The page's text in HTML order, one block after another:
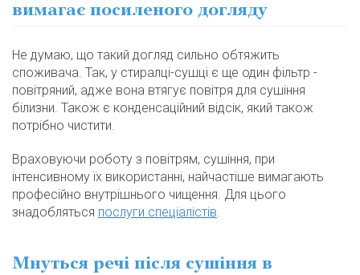
вимагає посиленого догляду
Не думаю, що такий догляд сильно обтяжить
споживача. Так, у стиралці-сушці є ще один фільтр -
повітряний, адже вона втягує повітря для сушіння
білизни. Також є конденсаційний відсік, який також
потрібно чистити.
Враховуючи роботу з повітрям, сушіння, при
інтенсивному їх використанні, найчастіше вимагають
професійно внутрішнього чищення. Для цього
знадобляться послуги спеціалістів.
Мнуться речі після сушіння в